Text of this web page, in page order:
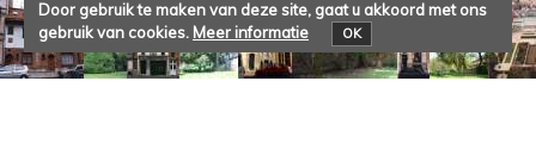
Door gebruik te maken van deze site, gaat u akkoord met ons
gebruik van cookies. Meer informatie OK